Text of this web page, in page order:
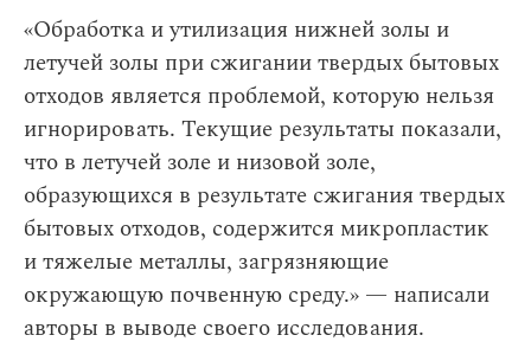
«Обработка и утилизация нижней золы и
летучей золы при сжигании твердых бытовых
отходов является проблемой, которую нельзя
игнорировать. Текущие результаты показали,
что в летучей золе и низовой золе,
образующихся в результате сжигания твердых
бытовых отходов, содержится микропластик
и тяжелые металлы, загрязняющие
окружающую почвенную среду.» — написали
авторы в выводе своего исследования.